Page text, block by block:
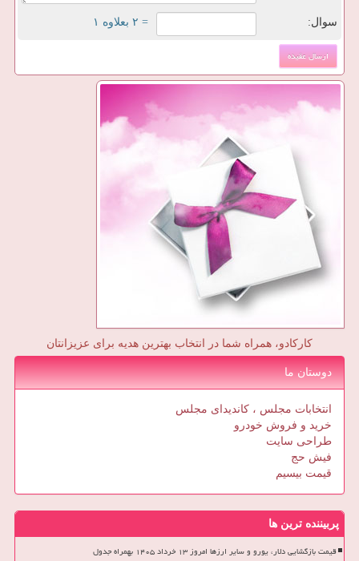
سوال: = ۲ بعلاوه ۱
کارکادو، همراه شما در انتخاب بهترین هدیه برای عزیزانتان
دوستان ما
انتخابات مجلس ، کاندیدای مجلس
خرید و فروش خودرو
طراحی سایت
فیش حج
قیمت بیسیم
پربیننده ترین ها
قیمت بازگشایی دلار، یورو و سایر ارزها امروز ۱۳ خرداد ۱۴۰۵ بهمراه جدول